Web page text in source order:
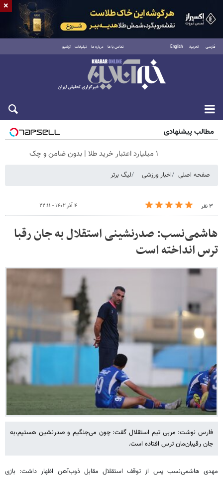
فارسی العربية English تماس با ما درباره ما تبلیغات آرشیو
شنبه ۱۷ مرداد ۱۴۰۵
مطالب پیشنهادی
۱ میلیارد اعتبار خرید طلا | بدون ضامن و چک
صفحه اصلی اخبار ورزشی لیگ برتر
۳ نفر ۴ آذر ۱۴۰۲ - ۲۲:۱۱
هاشمی‌نسب:‌ صدرنشینی استقلال به جان رقبا
ترس انداخته است
فارس نوشت: مربی تیم استقلال گفت: چون می‌جنگیم و صدرنشین هستیم،به
جان رقیبان‌مان ترس افتاده است.
مهدی هاشمی‌نسب پس از توقف استقلال مقابل ذوب‌آهن اظهار داشت: بازی
×